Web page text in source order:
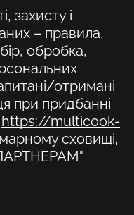
захисту і
– правила,
обробка,
отримані
при придбанні
https://multicook-
сховищі,